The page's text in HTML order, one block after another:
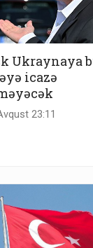
Ukraynaya
icazə
23:11